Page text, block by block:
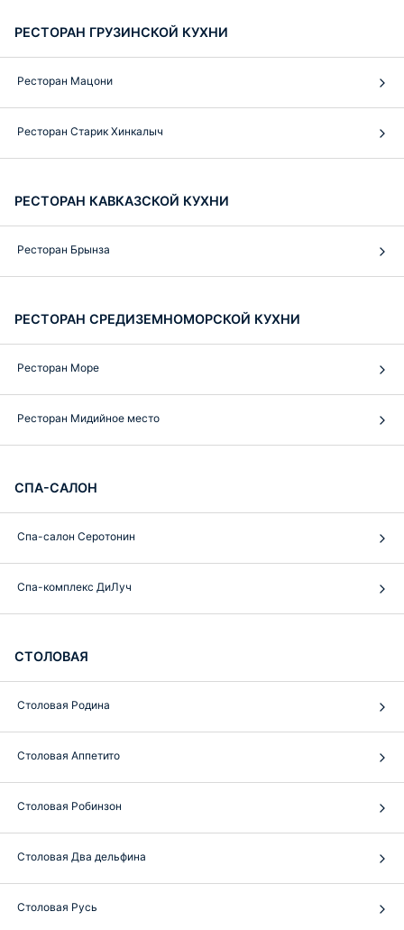
РЕСТОРАН ГРУЗИНСКОЙ КУХНИ
Ресторан Мацони
Ресторан Старик Хинкалыч
РЕСТОРАН КАВКАЗСКОЙ КУХНИ
Ресторан Брынза
РЕСТОРАН СРЕДИЗЕМНОМОРСКОЙ КУХНИ
Ресторан Море
Ресторан Мидийное место
СПА-САЛОН
Спа-салон Серотонин
Спа-комплекс ДиЛуч
СТОЛОВАЯ
Столовая Родина
Столовая Аппетито
Столовая Робинзон
Столовая Два дельфина
Столовая Русь